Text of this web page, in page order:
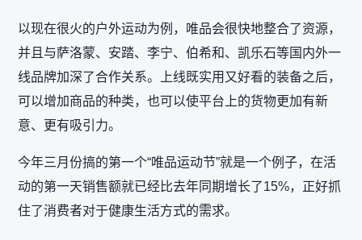
以现在很火的户外运动为例，唯品会很快地整合了资源，
并且与萨洛蒙、安踏、李宁、伯希和、凯乐石等国内外一
线品牌加深了合作关系。上线既实用又好看的装备之后，
可以增加商品的种类，也可以使平台上的货物更加有新
意、更有吸引力。
今年三月份搞的第一个“唯品运动节”就是一个例子，在活
动的第一天销售额就已经比去年同期增长了15%，正好抓
住了消费者对于健康生活方式的需求。